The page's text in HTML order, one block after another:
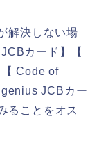
解決しない場
カード】【
Code of
JCBカー
ることをオス